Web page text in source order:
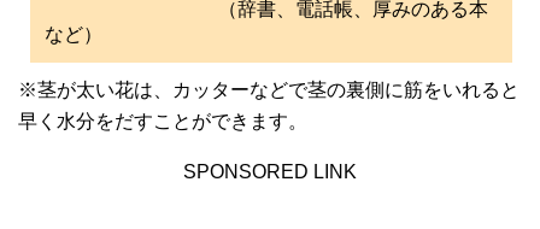
（辞書、電話帳、厚みのある本
など）
※茎が太い花は、カッターなどで茎の裏側に筋をいれると
早く水分をだすことができます。
SPONSORED LINK